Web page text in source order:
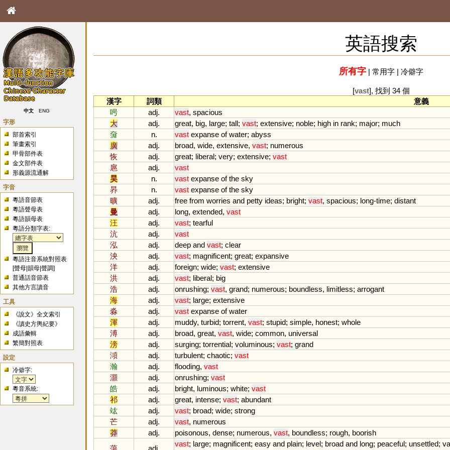
中文 ENG
字形
部首索引
筆畫索引
甲骨部件表
金文部件表
形義源流通解
字音
粵語音節表
粵語聲母表
粵語韻母表
粵語分類字表:
粵語注音系統對照表
[聲母 |韻母 |聲調]
普通話音節表
其他方言讀音
工具
《說文》全文索引
《讀史方輿紀要》
成語彙輯
繁簡對照表
設定
冷僻字:
粵音系統:
英語搜索
所有字| 常用字| 冷僻字
[vast], 找到 34 個
漢字
詞類
意義
呺
adj. vast, spacious
大
adj. great, big, large; tall; vast; extensive; noble; high in rank; major; much
奫
n. vast expanse of water; abyss
廣
adj. broad, wide, extensive, vast; numerous
恢
adj. great; liberal; very; extensive; vast
扈
adj.
vast
昊
n. vast expanse of the sky
昦
n. vast expanse of the sky
曠
adj. free from worries and petty ideas; bright; vast, spacious; long-time; distant
曼
adj. long, extended, vast
汪
adj. vast; tearful
沆
adj.
vast
泓
adj. deep and vast; clear
泱
adj. vast; magnificent; great; expansive
洋
adj. foreign; wide; vast; extensive
洪
adj. vast; liberal; big
浩
adj. onrushing; vast, grand; numerous; boundless, limitless; arrogant
海
adj. vast; large; extensive
淼
adj. vast expanse of water
渾
adj. muddy, turbid; torrent, vast; stupid; simple, honest; whole
溥
adj. broad, great, vast, wide; common, universal
滂
adj. surging; torrential; voluminous; vast; grand
澒
adj. turbulent; chaotic; vast
瀚
adj. flooding, vast
灝
adj. onrushing; vast
皓
adj. bright, luminous; white; vast
祁
adj. great, intense; vast; abundant
竑
adj. vast; broad; wide; strong
芒
adj. vast, numerous
莽
adj. poisonous, dense; numerous, vast, boundless; rough, boorish
蕩
adj.
vast; large; magnificent; easy and plain; level; broad and long; peaceful; unsettled;